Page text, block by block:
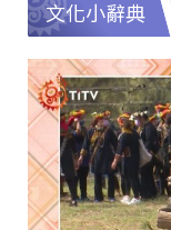
文化小辭典